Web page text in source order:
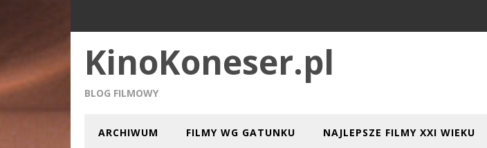
KinoKoneser.pl
BLOG FILMOWY
ARCHIWUM FILMY WG GATUNKU NAJLEPSZE FILMY XXI WIEKU